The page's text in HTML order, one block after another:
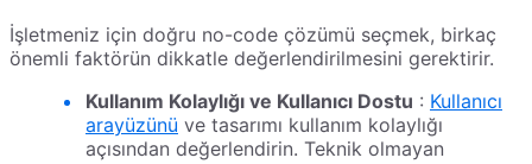
İşletmeniz için doğru no-code çözümü seçmek, birkaç
önemli faktörün dikkatle değerlendirilmesini gerektirir.
Kullanım Kolaylığı ve Kullanıcı Dostu : Kullanıcı
arayüzünü ve tasarımı kullanım kolaylığı
açısından değerlendirin. Teknik olmayan